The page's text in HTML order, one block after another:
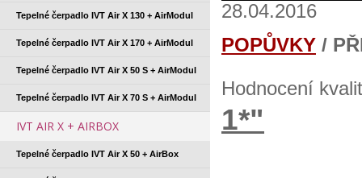
Tepelné čerpadlo IVT Air X 130 + AirModul
Tepelné čerpadlo IVT Air X 170 + AirModul
Tepelné čerpadlo IVT Air X 50 S + AirModul
Tepelné čerpadlo IVT Air X 70 S + AirModul
IVT AIR X + AIRBOX
Tepelné čerpadlo IVT Air X 50 + AirBox
28.04.2016
POPŮVKY /
Hodnocení
1*"